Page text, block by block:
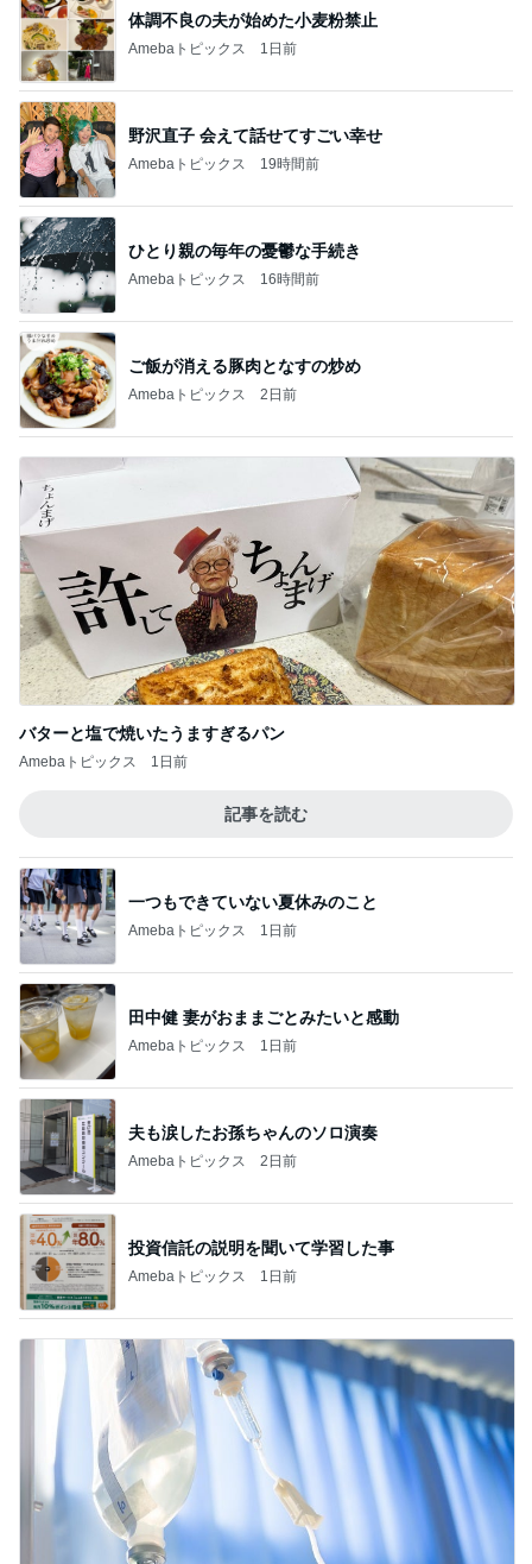
体調不良の夫が始めた小麦粉禁止
Amebaトピックス 1日前
野沢直子 会えて話せてすごい幸せ
Amebaトピックス 19時間前
ひとり親の毎年の憂鬱な手続き
Amebaトピックス 16時間前
ご飯が消える豚肉となすの炒め
Amebaトピックス 2日前
バターと塩で焼いたうますぎるパン
Amebaトピックス 1日前
記事を読む
一つもできていない夏休みのこと
Amebaトピックス 1日前
田中健 妻がおままごとみたいと感動
Amebaトピックス 1日前
夫も涙したお孫ちゃんのソロ演奏
Amebaトピックス 2日前
投資信託の説明を聞いて学習した事
Amebaトピックス 1日前